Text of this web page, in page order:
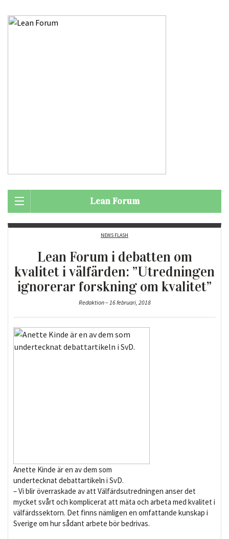
Lean Forum
NEWS FLASH
Lean Forum i debatten om
kvalitet i välfärden: ”Utredningen
ignorerar forskning om kvalitet”
Redaktion – 16 februari, 2018
Anette Kinde är en av dem som
undertecknat debattartikeln i SvD.
– Vi blir överraskade av att Välfärdsutredningen anser det
mycket svårt och komplicerat att mäta och arbeta med kvalitet i
välfärdssektorn. Det finns nämligen en omfattande kunskap i
Sverige om hur sådant arbete bör bedrivas.